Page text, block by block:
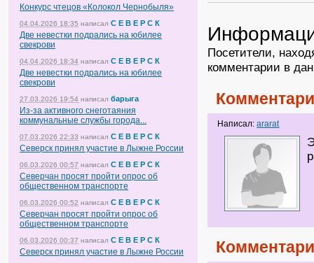
Конкурс чтецов «Колокол Чернобыля»
04.04.2026 18:35 написал С Е В Е Р С К
Две невестки подрались на юбилее
свекрови
04.04.2026 18:34 написал С Е В Е Р С К
Две невестки подрались на юбилее
свекрови
27.03.2026 19:54 написал барыга
Из-за активного снеготаяния
коммунальные службы города...
07.03.2026 22:33 написал С Е В Е Р С К
Северск принял участие в Лыжне России
06.03.2026 00:57 написал С Е В Е Р С К
Северчан просят пройти опрос об
общественном транспорте
06.03.2026 00:52 написал С Е В Е Р С К
Северчан просят пройти опрос об
общественном транспорте
06.03.2026 00:37 написал С Е В Е Р С К
Северск принял участие в Лыжне России
Посетители,
комментарии в
Написал:ararat